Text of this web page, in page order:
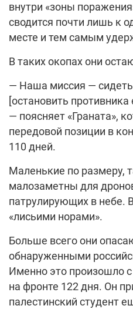
внутри «зоны
сводится почти лишь к
месте и тем самым
В таких окопах они
— Наша миссия —
[остановить
— поясняет «Граната»,
передовой позиции в
110 дней.
Маленькие по размеру,
малозаметны для
патрулирующих в небе.
«лисьими норами».
Больше всего они
обнаруженными
Именно это произошло
на фронте 122 дня. Он
палестинский студент